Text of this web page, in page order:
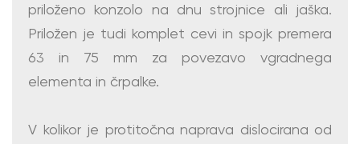
priloženo konzolo na dnu strojnice ali jaška.
Priložen je tudi komplet cevi in spojk premera
63 in 75 mm za povezavo vgradnega
elementa in črpalke.
V kolikor je protitočna naprava dislocirana od